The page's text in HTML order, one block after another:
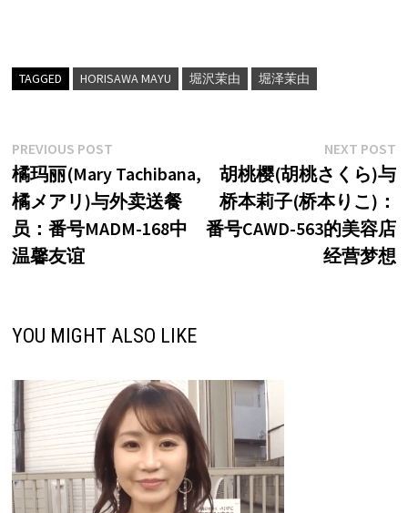
TAGGED HORISAWA MAYU 堀沢茉由 堀泽茉由
文
章
导
航
PREVIOUS POSTPrevious
post:
橘玛丽(Mary Tachibana,
橘メアリ)与外卖送餐
员：番号MADM-168中
温馨友谊
NEXT POST
胡桃樱(胡桃さくら)与
桥本莉子(桥本りこ)：
番号CAWD-563的美容店
经营梦想
YOU MIGHT ALSO LIKE